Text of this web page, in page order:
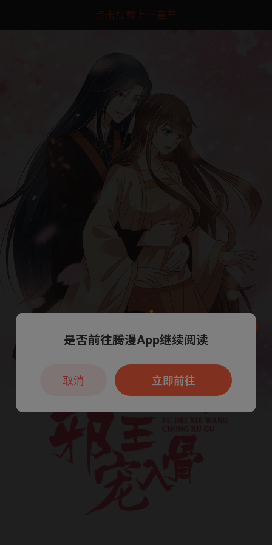
点击加载上一章节
本章节仅支持App阅读，可打开App新用
户7天免费看
是否前往腾漫App继续阅读
立即前往
取消